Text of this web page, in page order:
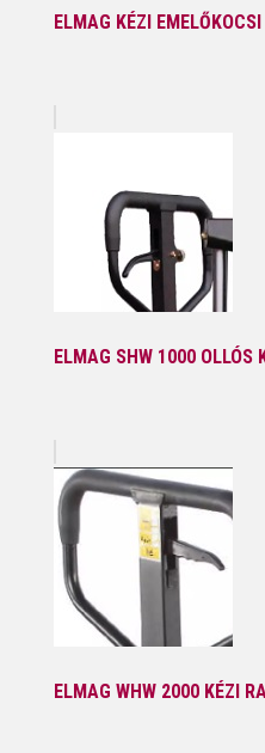
ELMAG KÉZI
ELMAG SHW 1000 OLLÓS
ELMAG WHW 2000 KÉZI